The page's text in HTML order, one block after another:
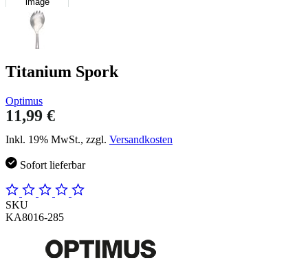
Titanium Spork
Optimus
11,99 €
Inkl. 19% MwSt., zzgl. Versandkosten
Sofort lieferbar
SKU
KA8016-285